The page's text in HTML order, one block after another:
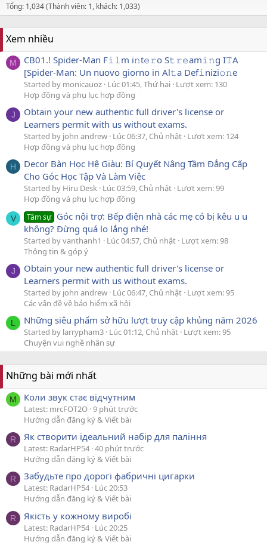
Tổng: 1,034 (Thành viên: 1, khách: 1,033)
Xem nhiều
M
CB01.! Spider-Man F𝚒𝚕m i𝚗t𝚎𝚛o S𝚝𝚛𝚎am𝚒𝚗g I𝚃A
[Spider-Man: Un nuovo giorno in Al𝚝a Def𝚒nizi𝚘𝚗e
Started by monicauoz Lúc 01:45, Thứ hai Lượt xem: 130
Hợp đồng và phụ lục hợp đồng
J
Obtain your new authentic full driver's license or
Learners permit with us without exams.
Started by john andrew Lúc 06:37, Chủ nhật Lượt xem: 124
Hợp đồng và phụ lục hợp đồng
H
Decor Bàn Học Hệ Giàu: Bí Quyết Nâng Tầm Đẳng Cấp
Cho Góc Học Tập Và Làm Việc
Started by Hiru Desk Lúc 03:59, Chủ nhật Lượt xem: 99
Hợp đồng và phụ lục hợp đồng
V Tâm sự Góc nội trợ: Bếp điện nhà các mẹ có bị kêu u u
không? Đừng quá lo lắng nhé!
Started by vanthanh1 Lúc 04:57, Chủ nhật Lượt xem: 98
Thông tin & góp ý
J
Obtain your new authentic full driver's license or
Learners permit with us without exams.
Started by john andrew Lúc 06:47, Chủ nhật Lượt xem: 95
Các vấn đề về bảo hiểm xã hội
L Những siêu phẩm sở hữu lượt truy cập khủng năm 2026
Started by larrypham3 Lúc 01:12, Chủ nhật Lượt xem: 95
Chuyện vui nghề nhân sự
Những bài mới nhất
M Коли звук стає відчутним
Latest: mrcFOT2O 9 phút trước
Hướng dẫn đăng ký & Viết bài
R Як створити ідеальний набір для паління
Latest: RadarHP54 40 phút trước
Hướng dẫn đăng ký & Viết bài
R Забудьте про дорогі фабричні цигарки
Latest: RadarHP54 Lúc 20:53
Hướng dẫn đăng ký & Viết bài
R Якість у кожному виробі
Latest: RadarHP54 Lúc 20:25
Hướng dẫn đăng ký & Viết bài